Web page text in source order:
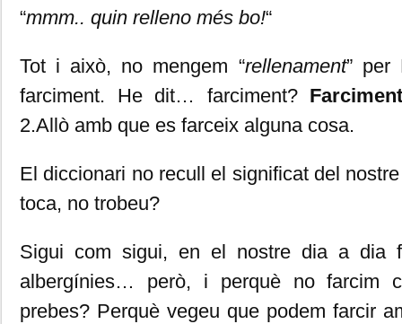
“mmm.. quin relleno més bo!“
Tot i això, no mengem “rellenament” per
farciment. He dit… farciment?
2.Allò amb que es farceix alguna cosa.
El diccionari no recull el significat del nostre
toca, no trobeu?
Sigui com sigui, en el nostre dia a dia
albergínies… però, i perquè no farcim
prebes? Perquè vegeu que podem farcir